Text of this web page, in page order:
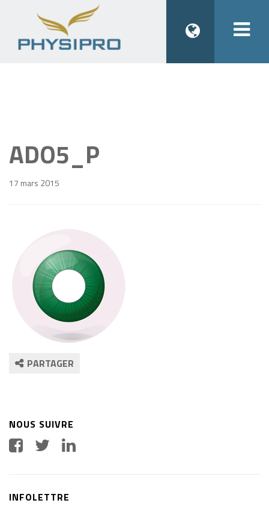
ADO5_P
17 mars 2015
PARTAGER
NOUS SUIVRE
INFOLETTRE